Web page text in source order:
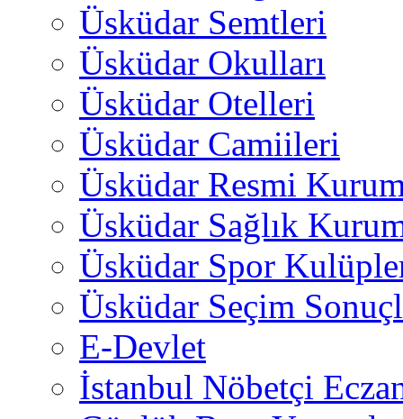
Üsküdar Semtleri
Üsküdar Okulları
Üsküdar Otelleri
Üsküdar Camiileri
Üsküdar Resmi
Üsküdar Sağlık
Üsküdar Spor
Üsküdar Seçim
E-Devlet
İstanbul Nöbetçi